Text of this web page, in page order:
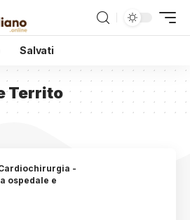
Salvati
Territo
-
ospedale e